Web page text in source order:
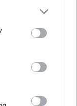
or more Google
You may click to
party tags to
in below Google
többnyire
átvitt
(Balázsi
és
is